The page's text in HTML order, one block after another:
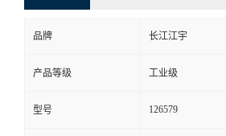
品牌 长江江宇
产品等级 工业级
型号 126579